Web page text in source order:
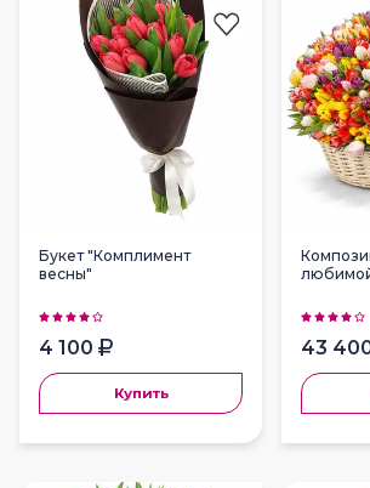
Букет "Комплимент
весны"
4 100
Купить
43